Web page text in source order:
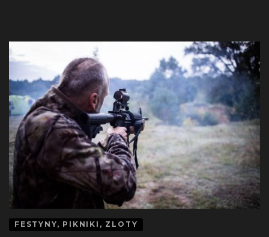
FESTYNY, PIKNIKI, ZLOTY